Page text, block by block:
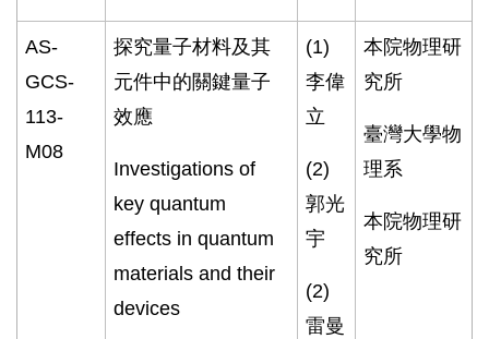
AS-
GCS-
113-
M08
探究量子材料及其
元件中的關鍵量子
效應
Investigations of
key quantum
effects in quantum
materials and their
devices
(1)
李偉
立
(2)
郭光
宇
(2)
雷曼
本院物理研
究所
臺灣大學物
理系
本院物理研
究所